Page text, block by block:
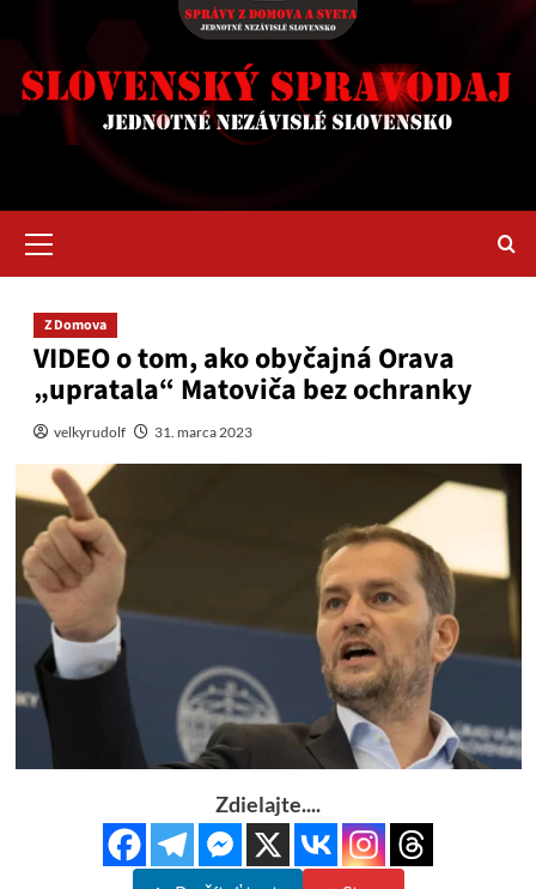
Menu
Z Domova
VIDEO o tom, ako obyčajná Orava
„upratala“ Matoviča bez ochranky
velkyrudolf 31. marca 2023
Zdielajte....